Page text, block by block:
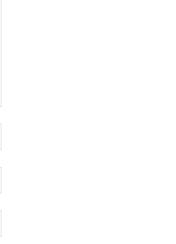
electrónico:*
web: